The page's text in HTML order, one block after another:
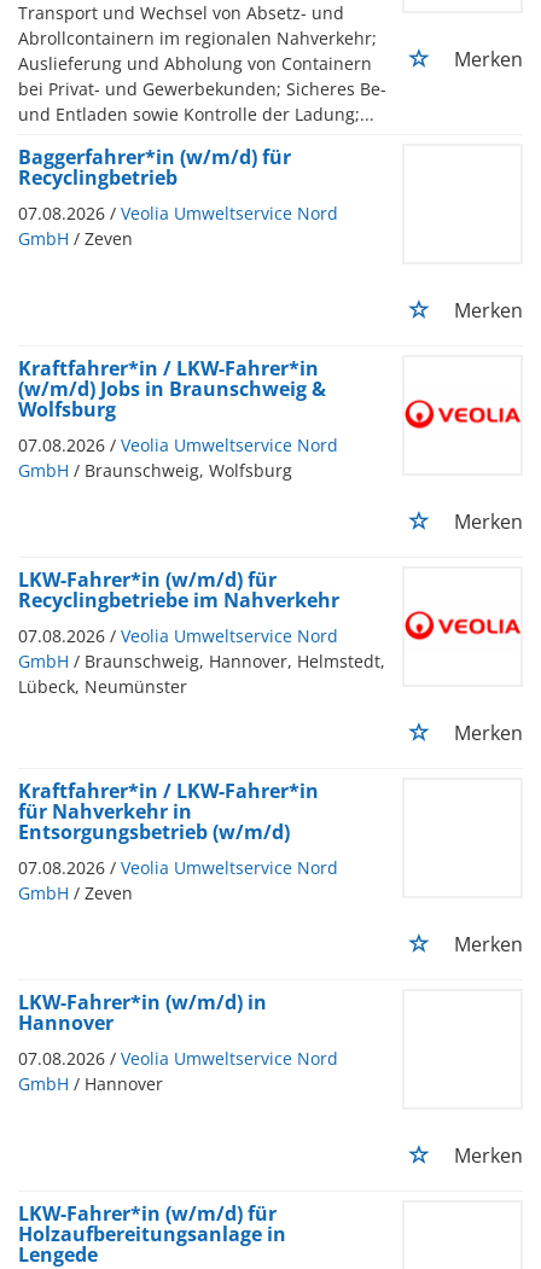
Transport und Wechsel von Absetz- und
Abrollcontainern im regionalen Nahverkehr;
Auslieferung und Abholung von Containern
bei Privat- und Gewerbekunden; Sicheres Be-
und Entladen sowie Kontrolle der Ladung;...
Merken
Baggerfahrer*in (w/m/d) für
Recyclingbetrieb
07.08.2026 / Veolia Umweltservice Nord
GmbH / Zeven
Merken
Kraftfahrer*in / LKW-Fahrer*in
(w/m/d) Jobs in Braunschweig &
Wolfsburg
07.08.2026 / Veolia Umweltservice Nord
GmbH / Braunschweig, Wolfsburg
Merken
LKW-Fahrer*in (w/m/d) für
Recyclingbetriebe im Nahverkehr
07.08.2026 / Veolia Umweltservice Nord
GmbH / Braunschweig, Hannover, Helmstedt,
Lübeck, Neumünster
Merken
Kraftfahrer*in / LKW-Fahrer*in
für Nahverkehr in
Entsorgungsbetrieb (w/m/d)
07.08.2026 / Veolia Umweltservice Nord
GmbH / Zeven
Merken
LKW-Fahrer*in (w/m/d) in
Hannover
07.08.2026 / Veolia Umweltservice Nord
GmbH / Hannover
Merken
LKW-Fahrer*in (w/m/d) für
Holzaufbereitungsanlage in
Lengede